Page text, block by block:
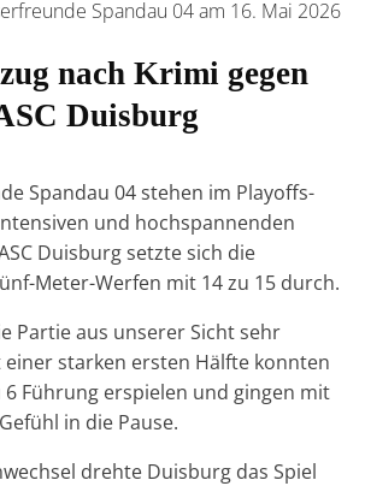
Spandau 04am 16. Mai 2026
nach Krimi gegen
Duisburg
Spandau 04 stehen im Playoffs-
und hochspannenden
Duisburg setzte sich die
Meter-Werfen mit 14 zu 15 durch.
Partie aus unserer Sicht sehr
starken ersten Hälfte konnten
6 Führung erspielen und gingen mit
in die Pause.
drehte Duisburg das Spiel